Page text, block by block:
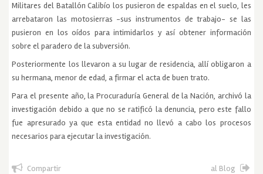
Militares del Batallón Calibío los pusieron de espaldas en el suelo, les
arrebataron las motosierras -sus instrumentos de trabajo- se las
pusieron en los oídos para intimidarlos y así obtener información
sobre el paradero de la subversión.
Posteriormente los llevaron a su lugar de residencia, allí obligaron a
su hermana, menor de edad, a firmar el acta de buen trato.
Para el presente año, la Procuraduría General de la Nación, archivó la
investigación debido a que no se ratificó la denuncia, pero este fallo
fue apresurado ya que esta entidad no llevó a cabo los procesos
necesarios para ejecutar la investigación.
Compartir al Blog